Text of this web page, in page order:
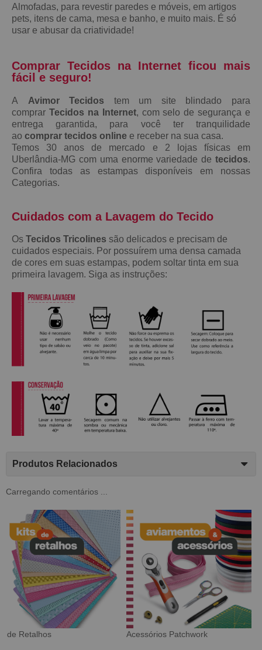
Almofadas, para revestir paredes e móveis, em artigos
pets, itens de cama, mesa e banho, e muito mais. É só
usar e abusar da criatividade!
Comprar Tecidos na Internet ficou mais
fácil e seguro!
A Avimor Tecidos tem um site blindado para
comprar Tecidos na Internet, com selo de segurança e
entrega garantida, para você ter tranquilidade
ao comprar tecidos online e receber na sua casa.
Temos 30 anos de mercado e 2 lojas físicas em
Uberlândia-MG com uma enorme variedade de tecidos.
Confira todas as estampas disponíveis em nossas
Categorias.
Cuidados com a Lavagem do Tecido
Os Tecidos Tricolines são delicados e precisam de
cuidados especiais. Por possuírem uma densa camada
de cores em suas estampas, podem soltar tinta em sua
primeira lavagem. Siga as instruções:
Produtos Relacionados
Carregando comentários ...
Tecido Digital Sarja Impermeável